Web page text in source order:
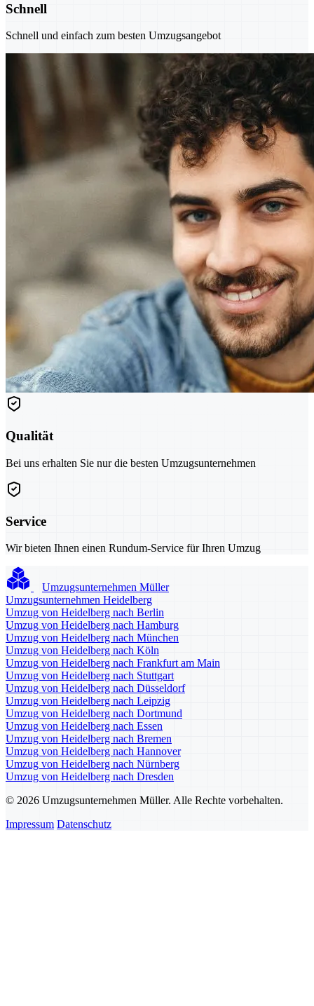
Schnell
Schnell und einfach zum besten Umzugsangebot
Qualität
Bei uns erhalten Sie nur die besten Umzugsunternehmen
Service
Wir bieten Ihnen einen Rundum-Service für Ihren Umzug
Umzugsunternehmen Müller
Umzugsunternehmen Heidelberg
Umzug von Heidelberg nach Berlin
Umzug von Heidelberg nach Hamburg
Umzug von Heidelberg nach München
Umzug von Heidelberg nach Köln
Umzug von Heidelberg nach Frankfurt am Main
Umzug von Heidelberg nach Stuttgart
Umzug von Heidelberg nach Düsseldorf
Umzug von Heidelberg nach Leipzig
Umzug von Heidelberg nach Dortmund
Umzug von Heidelberg nach Essen
Umzug von Heidelberg nach Bremen
Umzug von Heidelberg nach Hannover
Umzug von Heidelberg nach Nürnberg
Umzug von Heidelberg nach Dresden
© 2026 Umzugsunternehmen Müller. Alle Rechte vorbehalten.
Impressum Datenschutz